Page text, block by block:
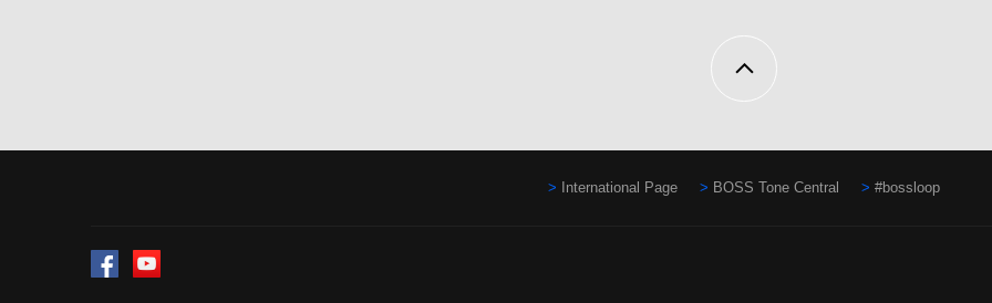
International Page BOSS Tone Central #bossloop
Facebook